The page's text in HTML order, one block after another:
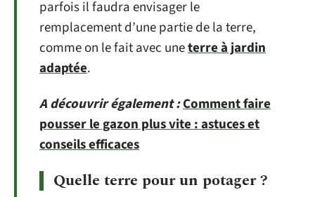
parfois il faudra envisager le
remplacement d’une partie de la terre,
comme on le fait avec uneterre à jardin
adaptée.
A découvrir également :Comment faire
pousser le gazon plus vite : astuces et
conseils efficaces
Quelle terre pour un potager ?